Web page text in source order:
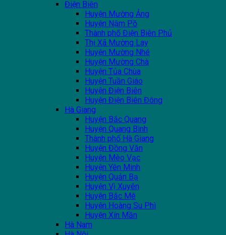
Điện Biên
Huyện Mường Ảng
Huyện Nậm Pồ
Thành phố Điện Biên Phủ
Thị Xã Mường Lay
Huyện Mường Nhé
Huyện Mường Chà
Huyện Tủa Chùa
Huyện Tuần Giáo
Huyện Điện Biên
Huyện Điện Biên Đông
Hà Giang
Huyện Bắc Quang
Huyện Quang Bình
Thành phố Hà Giang
Huyện Đồng Văn
Huyện Mèo Vạc
Huyện Yên Minh
Huyện Quản Bạ
Huyện Vị Xuyên
Huyện Bắc Mê
Huyện Hoàng Su Phì
Huyện Xín Mần
Hà Nam